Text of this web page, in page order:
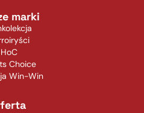
marki
HoC
Choice
Win-Win